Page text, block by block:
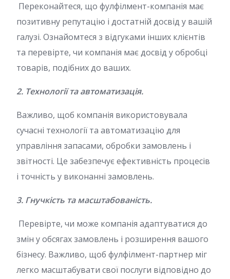
Переконайтеся, що фулфілмент-компанія має
позитивну репутацію і достатній досвід у вашій
галузі. Ознайомтеся з відгуками інших клієнтів
та перевірте, чи компанія має досвід у обробці
товарів, подібних до ваших.
2. Технології та автоматизація.
Важливо, щоб компанія використовувала
сучасні технології та автоматизацію для
управління запасами, обробки замовлень і
звітності. Це забезпечує ефективність процесів
і точність у виконанні замовлень.
3. Гнучкість та масштабованість.
Перевірте, чи може компанія адаптуватися до
змін у обсягах замовлень і розширення вашого
бізнесу. Важливо, щоб фулфілмент-партнер міг
легко масштабувати свої послуги відповідно до